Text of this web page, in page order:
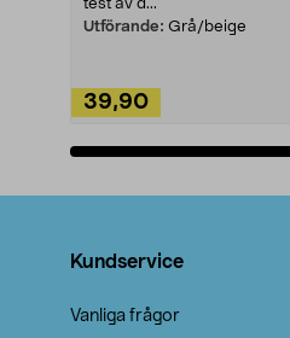
test av d...
Utförande: Grå/beige
39,90
Kundservice
Vanliga frågor